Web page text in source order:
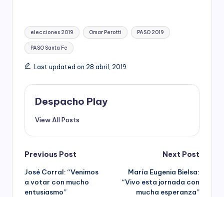
Tags:
elecciones 2019 Omar Perotti PASO 2019
PASO Santa Fe
Last updated on 28 abril, 2019
Despacho Play
View All Posts
Post
navigation
Previous Post
José Corral: “Venimos
a votar con mucho
entusiasmo”
Next Post
María Eugenia Bielsa:
“Vivo esta jornada con
mucha esperanza”